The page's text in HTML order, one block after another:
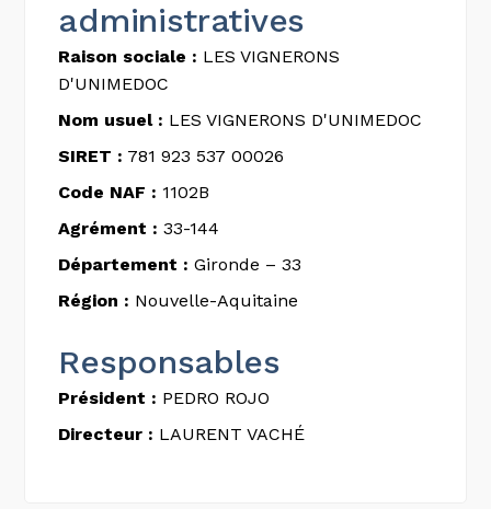
administratives
Raison sociale : LES VIGNERONS
D'UNIMEDOC
Nom usuel : LES VIGNERONS D'UNIMEDOC
SIRET : 781 923 537 00026
Code NAF : 1102B
Agrément : 33-144
Département : Gironde – 33
Région : Nouvelle-Aquitaine
Responsables
Président : PEDRO ROJO
Directeur : LAURENT VACHÉ